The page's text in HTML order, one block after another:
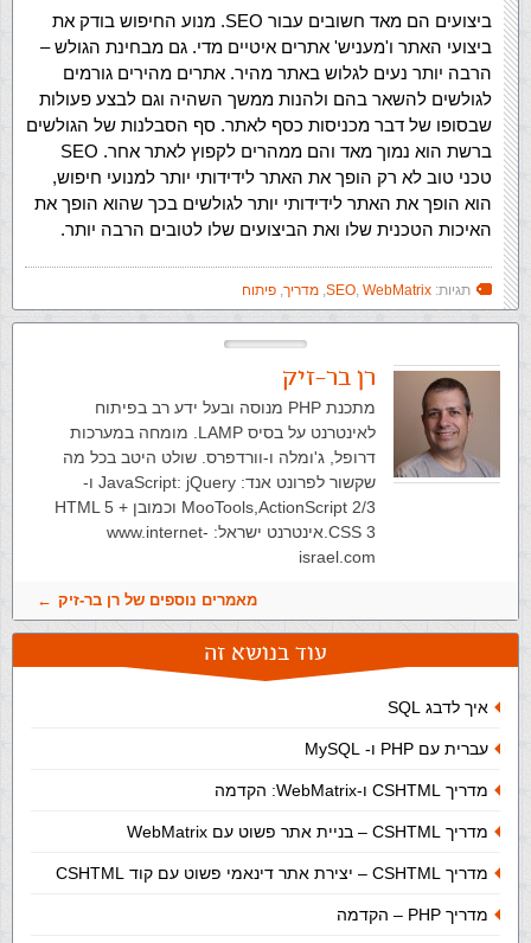
ביצועים הם מאד חשובים עבור SEO. מנוע החיפוש בודק את
ביצועי האתר ו'מעניש' אתרים איטיים מדי. גם מבחינת הגולש –
הרבה יותר נעים לגלוש באתר מהיר. אתרים מהירים גורמים
לגולשים להשאר בהם ולהנות ממשך השהיה וגם לבצע פעולות
שבסופו של דבר מכניסות כסף לאתר. סף הסבלנות של הגולשים
ברשת הוא נמוך מאד והם ממהרים לקפוץ לאתר אחר. SEO
טכני טוב לא רק הופך את האתר לידידותי יותר למנועי חיפוש,
הוא הופך את האתר לידידותי יותר לגולשים בכך שהוא הופך את
האיכות הטכנית שלו ואת הביצועים שלו לטובים הרבה יותר.
תגיות: SEO, WebMatrix
, מדריך, פיתוח
רן בר-זיק
מתכנת PHP מנוסה ובעל ידע רב בפיתוח
לאינטרנט על בסיס LAMP. מומחה במערכות
דרופל, ג'ומלה ו-וורדפרס. שולט היטב בכל מה
שקשור לפרונט אנד: JavaScript: jQuery ו-
MooTools,ActionScript 2/3 וכמובן HTML 5 +
CSS 3.אינטרנט ישראל: www.internet-
israel.com
מאמרים נוספים של רן בר-זיק
עוד בנושא זה
איך לדבג SQL
עברית עם PHP ו- MySQL
מדריך CSHTML ו-WebMatrix: הקדמה
מדריך CSHTML – בניית אתר פשוט עם WebMatrix
מדריך CSHTML – יצירת אתר דינאמי פשוט עם קוד CSHTML
מדריך PHP – הקדמה